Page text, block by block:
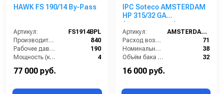
HAWK FS 190/14 By-Pass
Артикул:
FS1914BPL
Производительность (л/ч):
840
Рабочее давление (бар):
190
Мощность (кВт):
4
Электропитание (В):
77 000 руб.
IPC Soteco AMSTERDAM
HP 315/32 GA
(пылеводосос)
Артикул:
AMSTERDAM315/32GA
Расход воздуха (л/сек):
71
Номинальный диаметр принадлежностей (мм):
38
Объём бака (л):
32
Разрежение / сила всасывания (мбар):
16 000 руб.